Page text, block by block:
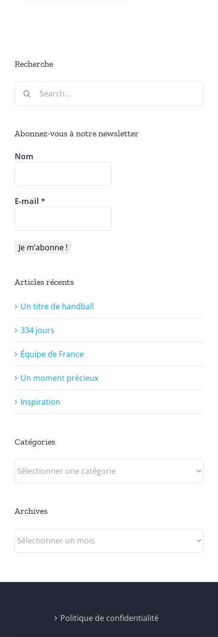
Recherche
Search
Abonnez-vous à notre newsletter
Nom
E-mail *
Articles récents
Un titre de handball
334 jours
Équipe de France
Un moment précieux
Inspiration
Catégories
Catégories
Archives
Archives
Politique de confidentialité